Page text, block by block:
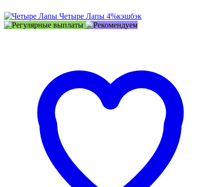
Четыре Лапы 4%кэшбэк